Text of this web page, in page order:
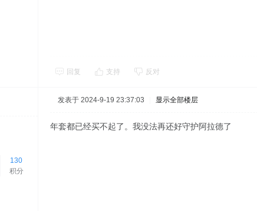
回复 支持 反对
130
积分
发表于 2024-9-19 23:37:03 显示全部楼层
年套都已经买不起了。我没法再还好守护阿拉德了